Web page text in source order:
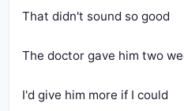
That didn't sound so good
The doctor gave him two
I'd give him more if I could